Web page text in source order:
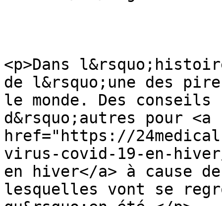
<p>Dans
de l&rsquo;une des
le monde. Des
d&rsquo;autres pour <a
href="https://
virus-covid-19-en-
en hiver</a> à cause
lesquelles vont se